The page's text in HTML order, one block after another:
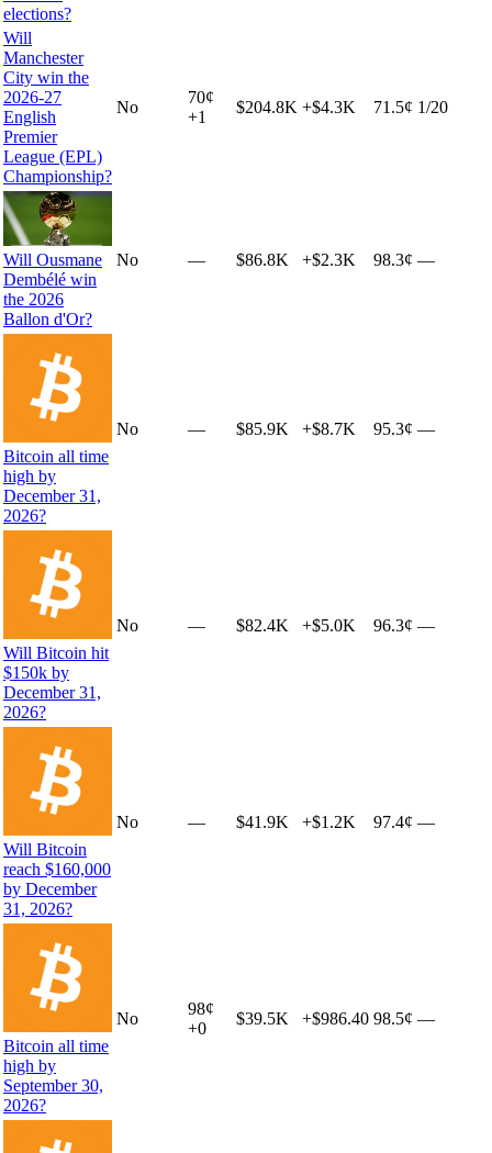
elections?
Will
Manchester
City win the
2026-27
English
Premier
League (EPL)
Championship?
No
70¢
+1
$204.8K +$4.3K 71.5¢ 1/20
Will Ousmane
Dembélé win
the 2026
Ballon d'Or?
No — $86.8K +$2.3K 98.3¢ —
Bitcoin all time
high by
December 31,
2026?
No — $85.9K +$8.7K 95.3¢ —
Will Bitcoin hit
$150k by
December 31,
2026?
No — $82.4K +$5.0K 96.3¢ —
Will Bitcoin
reach $160,000
by December
31, 2026?
No — $41.9K +$1.2K 97.4¢ —
Bitcoin all time
high by
September 30,
2026?
No
98¢
+0
$39.5K +$986.40 98.5¢ —